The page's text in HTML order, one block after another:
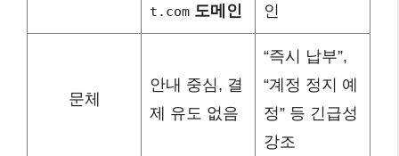
t.com 도메인
인
문체
안내 중심, 결
제 유도 없음
“즉시 납부”,
“계정 정지 예
정” 등 긴급성
강조